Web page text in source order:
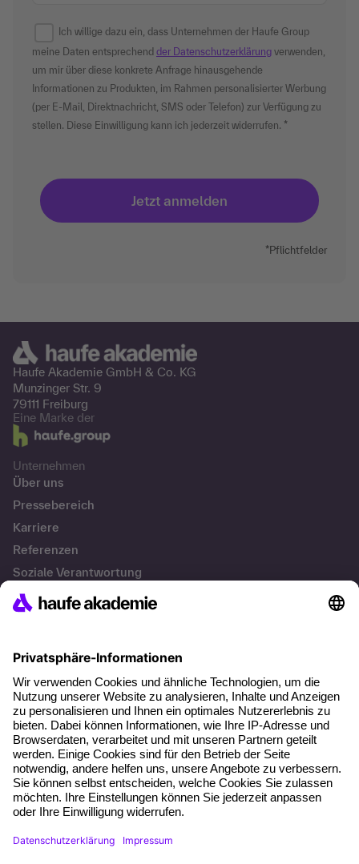
Ich willige dazu ein, dass Unternehmen der Haufe Group
meine Daten entsprechend der Datenschutzerklärung verwenden,
um mir über diese konkrete Anfrage hinausgehende
Informationen zu Produkten, im Rahmen personalisierter Werbung
(per E-Mail, Direktnachricht, SMS oder Telefon) zur Verfügung zu
stellen. Diese Einwilligung kann ich jederzeit widerrufen.
*Pflichtfelder
Haufe Akademie GmbH & Co. KG
Munzinger Str. 9
79111 Freiburg
Eine Marke der
Unternehmen
Über uns
Pressebereich
Karriere
Referenzen
Soziale Verantwortung
Fakten
Services
Events & Webinare
Kontakt & Support
Kontakt
+49 761 595339-00
AGB
Impressum
Datenschutz